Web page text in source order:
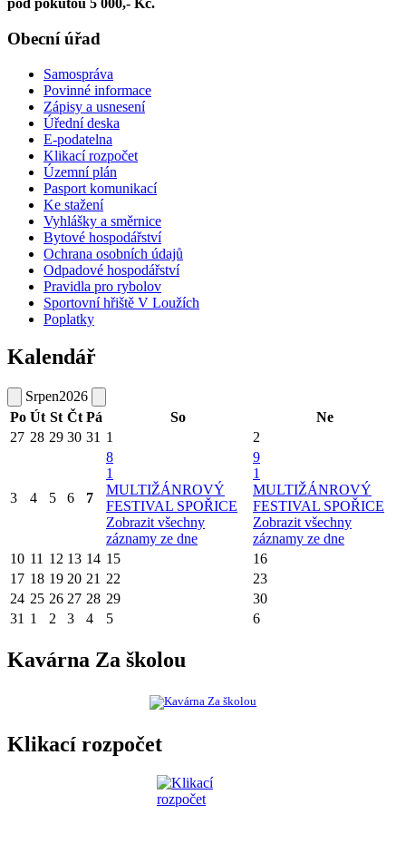
pod pokutou 5 000,- Kč.
Obecní úřad
Samospráva
Povinné informace
Zápisy a usnesení
Úřední deska
E-podatelna
Klikací rozpočet
Územní plán
Pasport komunikací
Ke stažení
Vyhlášky a směrnice
Bytové hospodářství
Ochrana osobních údajů
Odpadové hospodářství
Pravidla pro rybolov
Sportovní hřiště V Loužích
Poplatky
Kalendář
Srpen2026
Po Út St Čt Pá So
Ne
27 28 29 30 31 1 2
3 4 5 6 7
8
1
MULTIŽÁNROVÝ
FESTIVAL SPOŘICE
Zobrazit všechny
záznamy ze dne
9
1
MULTIŽÁNROVÝ
FESTIVAL SPOŘICE
Zobrazit všechny
záznamy ze dne
10 11 12 13 14 15
16
17 18 19 20 21 22
23
24 25 26 27 28 29
30
31 1 2 3 4 5 6
Kavárna Za školou
Klikací rozpočet